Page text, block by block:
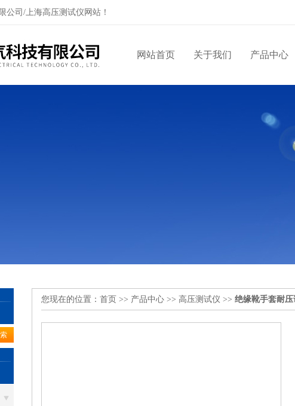
公司/上海高压测试仪网站！
网站首页 关于我们 产品中心
您现在的位置： 首页 >> 产品中心 >> 高压测试仪 >> 绝缘靴手套耐